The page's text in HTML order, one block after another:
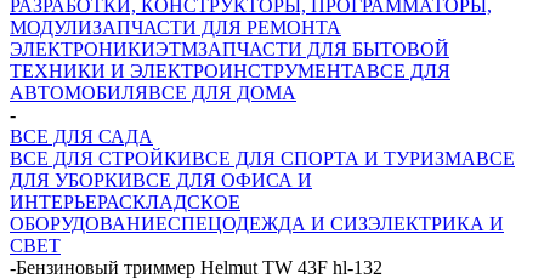
РАЗРАБОТКИ, КОНСТРУКТОРЫ, ПРОГРАММАТОРЫ,
МОДУЛИЗАПЧАСТИ ДЛЯ РЕМОНТА
ЭЛЕКТРОНИКИЭТМЗАПЧАСТИ ДЛЯ БЫТОВОЙ
ТЕХНИКИ И ЭЛЕКТРОИНСТРУМЕНТАВСЕ ДЛЯ
АВТОМОБИЛЯВСЕ ДЛЯ ДОМА
-
ВСЕ ДЛЯ САДА
ВСЕ ДЛЯ СТРОЙКИВСЕ ДЛЯ СПОРТА И ТУРИЗМАВСЕ
ДЛЯ УБОРКИВСЕ ДЛЯ ОФИСА И
ИНТЕРЬЕРАСКЛАДСКОЕ
ОБОРУДОВАНИЕСПЕЦОДЕЖДА И СИЗЭЛЕКТРИКА И
СВЕТ
-Бензиновый триммер Helmut TW 43F hl-132